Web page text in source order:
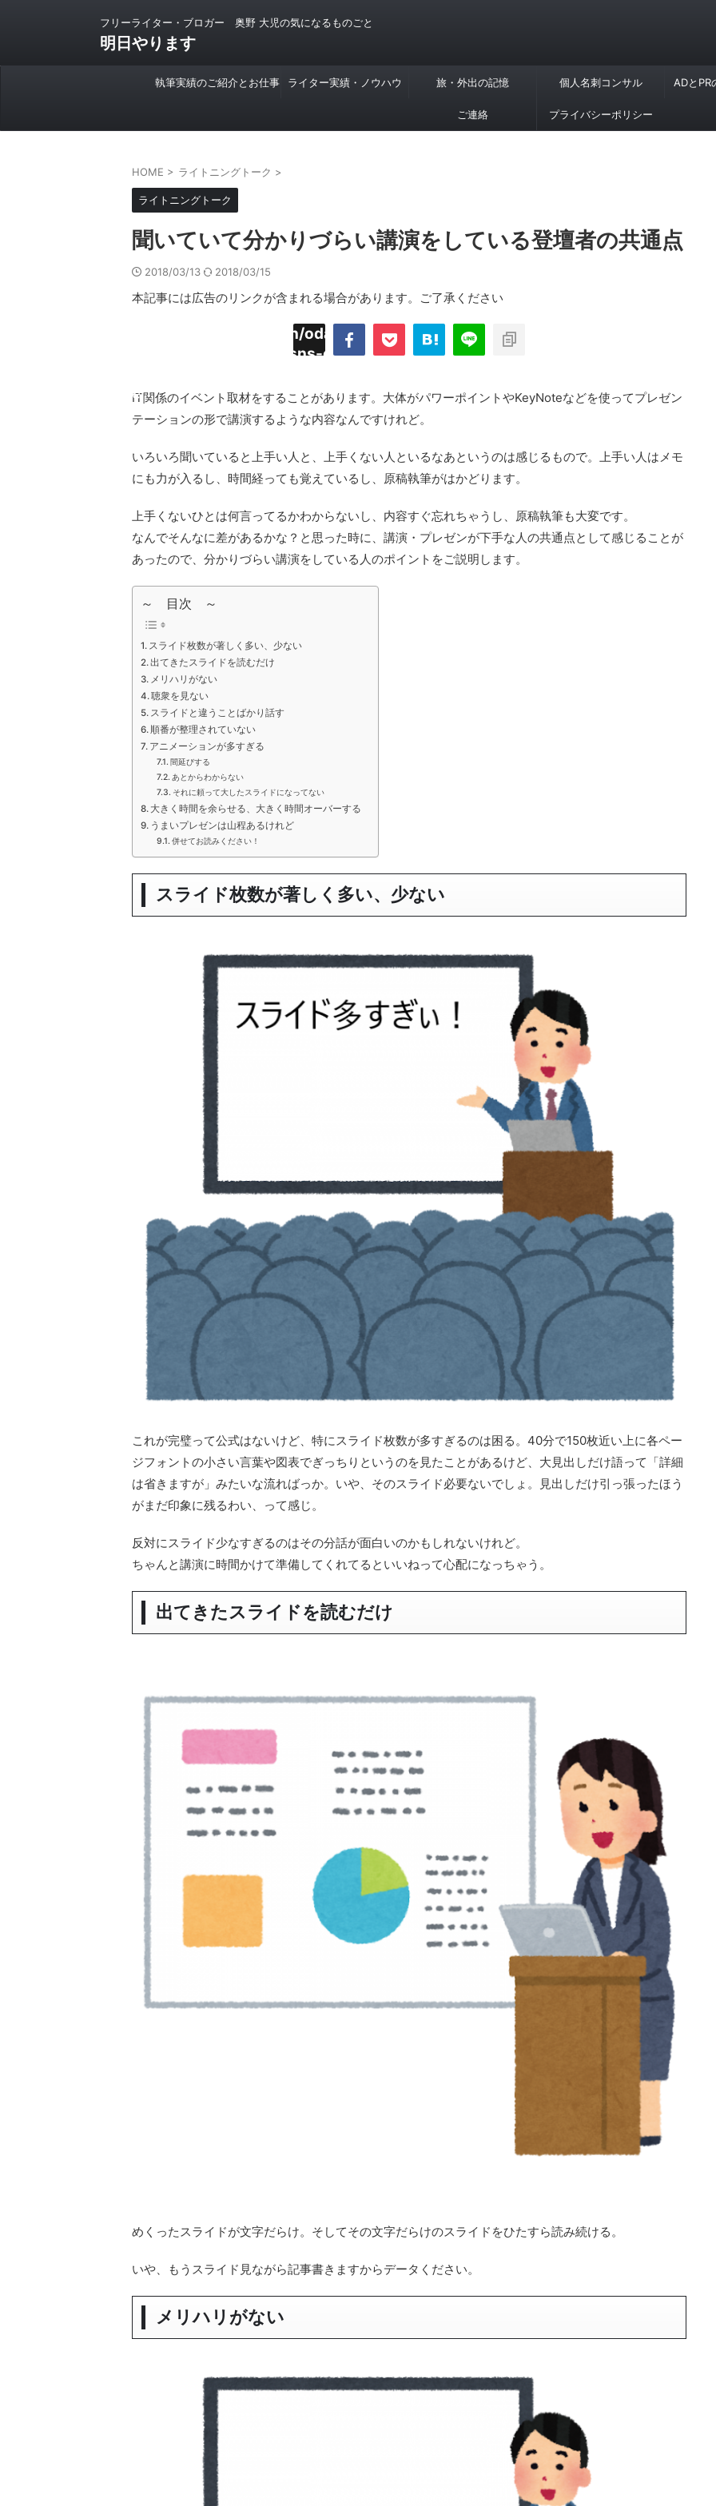
フリーライター・ブロガー 奥野 大児の気になるものごと
明日やります
執筆実績のご紹介とお仕事 ライター実績・ノウハウ 旅・外出の記憶 個人名刺コンサル ADとPR
ご連絡 プライバシーポリシー
HOME > ライトニングトーク >
ライトニングトーク
聞いていて分かりづらい講演をしている登壇者の共通点
2018/03/13 2018/03/15
本記事には広告のリンクが含まれる場合があります。ご了承ください
"Twitter"
/home/daimyoojin/odaiji.com/public_html/blog/wp-
content/plugins/sns-count-cache/sns-count-
IT関係のイベント取材をすることがあります。大体がパワーポイントやKeyNoteなどを使ってプレゼン
テーションの形で講演するような内容なんですけれど。
いろいろ聞いていると上手い人と、上手くない人といるなあというのは感じるもので。上手い人はメモ
にも力が入るし、時間経っても覚えているし、原稿執筆がはかどります。
上手くないひとは何言ってるかわからないし、内容すぐ忘れちゃうし、原稿執筆も大変です。
なんでそんなに差があるかな？と思った時に、講演・プレゼンが下手な人の共通点として感じることが
あったので、分かりづらい講演をしている人のポイントをご説明します。
～ 目次 ～
スライド枚数が著しく多い、少ない
出てきたスライドを読むだけ
メリハリがない
聴衆を見ない
スライドと違うことばかり話す
順番が整理されていない
アニメーションが多すぎる
間延びする
あとからわからない
それに頼って大したスライドになってない
大きく時間を余らせる、大きく時間オーバーする
うまいプレゼンは山程あるけれど
併せてお読みください！
スライド枚数が著しく多い、少ない
これが完璧って公式はないけど、特にスライド枚数が多すぎるのは困る。40分で150枚近い上に各ペー
ジフォントの小さい言葉や図表でぎっちりというのを見たことがあるけど、大見出しだけ語って「詳細
は省きますが」みたいな流ればっか。いや、そのスライド必要ないでしょ。見出しだけ引っ張ったほう
がまだ印象に残るわい、って感じ。
反対にスライド少なすぎるのはその分話が面白いのかもしれないけれど。
ちゃんと講演に時間かけて準備してくれてるといいねって心配になっちゃう。
出てきたスライドを読むだけ
めくったスライドが文字だらけ。そしてその文字だらけのスライドをひたすら読み続ける。
いや、もうスライド見ながら記事書きますからデータください。
メリハリがない